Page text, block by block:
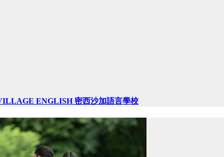
ENGLISH 密西沙加語言學校